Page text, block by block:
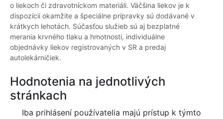
o liekoch či zdravotníckom materiáli. Väčšina liekov je k
dispozícii okamžite a špeciálne prípravky sú dodávané v
krátkych lehotách. Súčasťou služieb sú aj bezplatné
merania krvného tlaku a hmotnosti, individuálne
objednávky liekov registrovaných v SR a predaj
autolekárničiek.
Hodnotenia na jednotlivých
stránkach
Iba prihlásení používatelia majú prístup k týmto